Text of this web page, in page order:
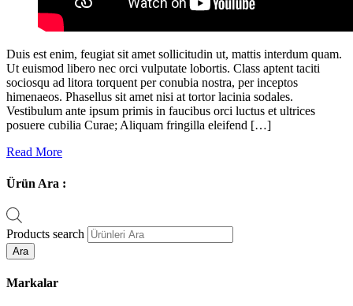
Duis est enim, feugiat sit amet sollicitudin ut, mattis interdum quam.
Ut euismod libero nec orci vulputate lobortis. Class aptent taciti
sociosqu ad litora torquent per conubia nostra, per inceptos
himenaeos. Phasellus sit amet nisi at tortor lacinia sodales.
Vestibulum ante ipsum primis in faucibus orci luctus et ultrices
posuere cubilia Curae; Aliquam fringilla eleifend […]
Read More
Ürün Ara :
Products search
Ara
Markalar